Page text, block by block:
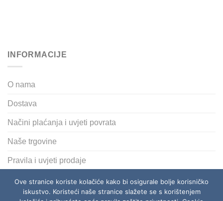
INFORMACIJE
O nama
Dostava
Načini plaćanja i uvjeti povrata
Naše trgovine
Pravila i uvjeti prodaje
Polica privatnosti
Ove stranice koriste kolačiće kako bi osigurale bolje korisničko
iskustvo. Koristeći naše stranice slažete se s korištenjem